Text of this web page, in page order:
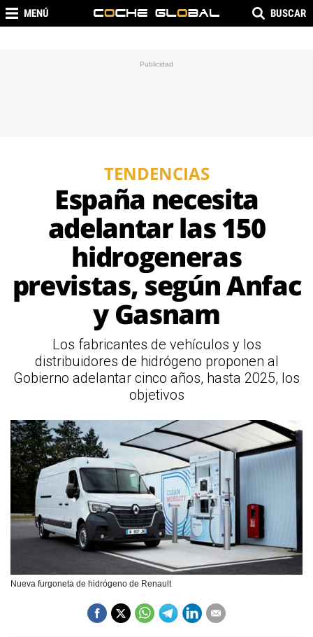
MENÚ BUSCAR
TENDENCIAS
España necesita
adelantar las 150
hidrogeneras
previstas, según Anfac
y Gasnam
Los fabricantes de vehículos y los
distribuidores de hidrógeno proponen al
Gobierno adelantar cinco años, hasta 2025, los
objetivos
Nueva furgoneta de hidrógeno de Renault